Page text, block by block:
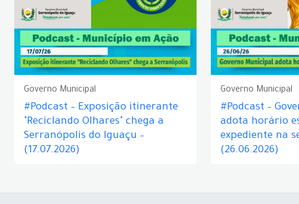
Governo Municipal
#Podcast – Exposição itinerante
"Reciclando Olhares" chega a
Serranópolis do Iguaçu –
(17.07.2026)
Governo Municipal
#Podcast –
adota horário
expediente na
(26.06.2026)